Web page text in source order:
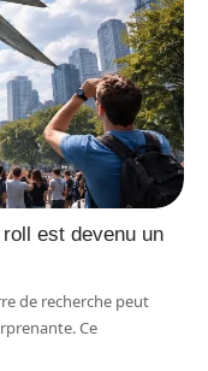
est devenu un
de recherche peut
Ce